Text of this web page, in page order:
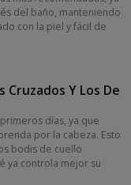
del baño, manteniendo
con la piel y fácil de
Cruzados Y Los De
días, ya que
por la cabeza. Esto
bodis de cuello
ya controla mejor su